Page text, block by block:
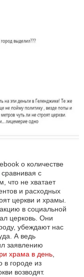
о количестве
сравнивая с
что не хватает
и расходных
церкви и храмы.
в социальной
церковь. Они
убеждают нас
А ведь
заявлению
храма в день,
в городе из
возводят.